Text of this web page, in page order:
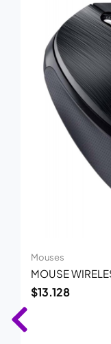
Mouses
MOUSE
$13.128